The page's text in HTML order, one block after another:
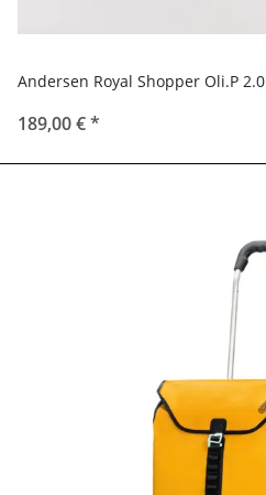
Andersen Royal Shopper Oli.P 2.0
189,00 €*